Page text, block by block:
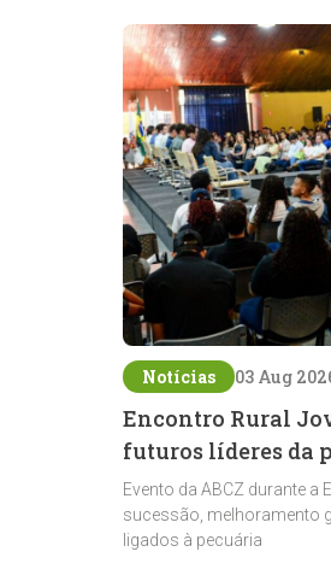
Notícias 03 Aug
Encontro Rural
futuros líderes da
Evento da ABCZ durante
sucessão, melhoramento
ligados à pecuária